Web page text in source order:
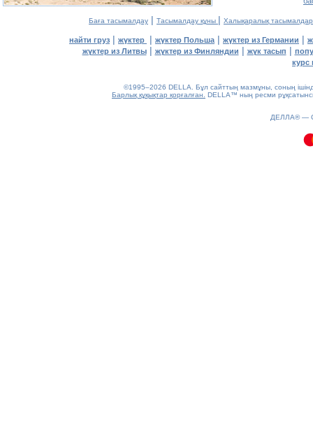
Баға тасымалдау | Тасымалдау құны | Халықаралық
найти груз | жүктер | жүктер Польша | жүктер из Германии |
жүктер из Литвы| жүктер из Финляндии | жүк тасып |
курс
©1995–2026 DELLA. Бұл сайттың мазмұны, соның
Барлық құқықтар қорғалған.
DELLA™ ның ресми
ДЕЛЛА® —